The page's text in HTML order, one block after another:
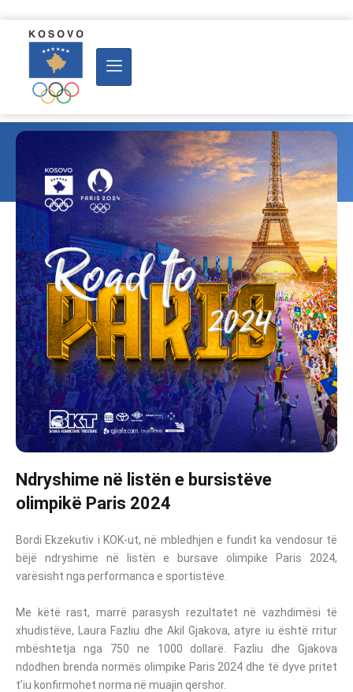
Ndryshime në listën e bursistëve
olimpikë Paris 2024
Bordi Ekzekutiv i KOK-ut, në mbledhjen e fundit ka vendosur të
bëjë ndryshime në listën e bursave olimpike Paris 2024,
varësisht nga performanca e sportistëve.
Me këtë rast, marrë parasysh rezultatet në vazhdimësi të
xhudistëve, Laura Fazliu dhe Akil Gjakova, atyre iu është rritur
mbështetja nga 750 ne 1000 dollarë. Fazliu dhe Gjakova
ndodhen brenda normës olimpike Paris 2024 dhe të dyve pritet
t’iu konfirmohet norma në muajin qershor.